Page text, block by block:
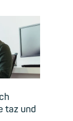
taz und